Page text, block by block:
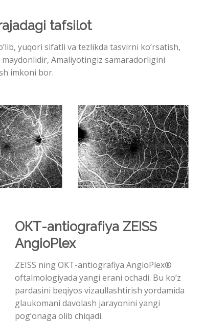
tafsilot
yuqori sifatli va tezlikda tasvirni ko’rsatish,
Amaliyotingiz samaradorligini
imkoni bor.
ОКТ-antiografiya ZEISS
AngioPlex
ZEISS ning ОКТ-antiografiya AngioPlex®
oftalmologiyada yangi erani ochadi. Bu ko’z
pardasini beqiyos vizaullashtirish yordamida
glaukomani davolash jarayonini yangi
pog’onaga olib chiqadi.